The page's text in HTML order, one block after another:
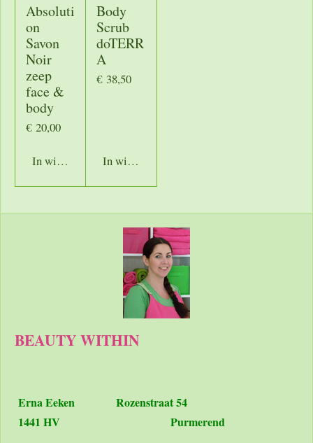
Absoluti
on
Savon
Noir
zeep
face &
body
€ 20,00
In winkelwagen
Body
Scrub
doTERR
A
€ 38,50
In winkelwagen
BEAUTY WITHIN
Erna Eeken Rozenstraat 54
1441 HV Purmerend